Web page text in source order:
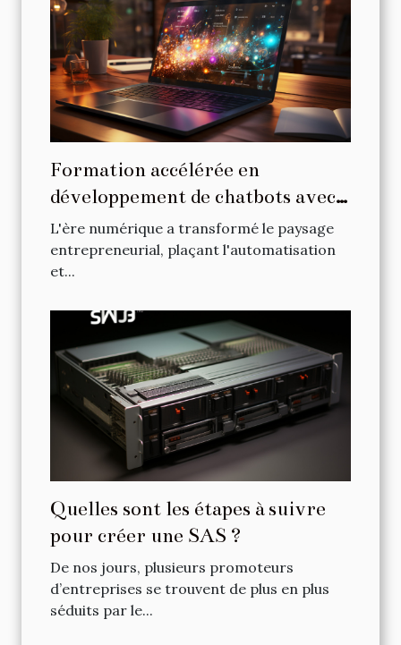
Formation accélérée en
développement de chatbots avec
ChatGPT pour les entrepreneurs
L'ère numérique a transformé le paysage
entrepreneurial, plaçant l'automatisation
et...
Quelles sont les étapes à suivre
pour créer une SAS ?
De nos jours, plusieurs promoteurs
d’entreprises se trouvent de plus en plus
séduits par le...